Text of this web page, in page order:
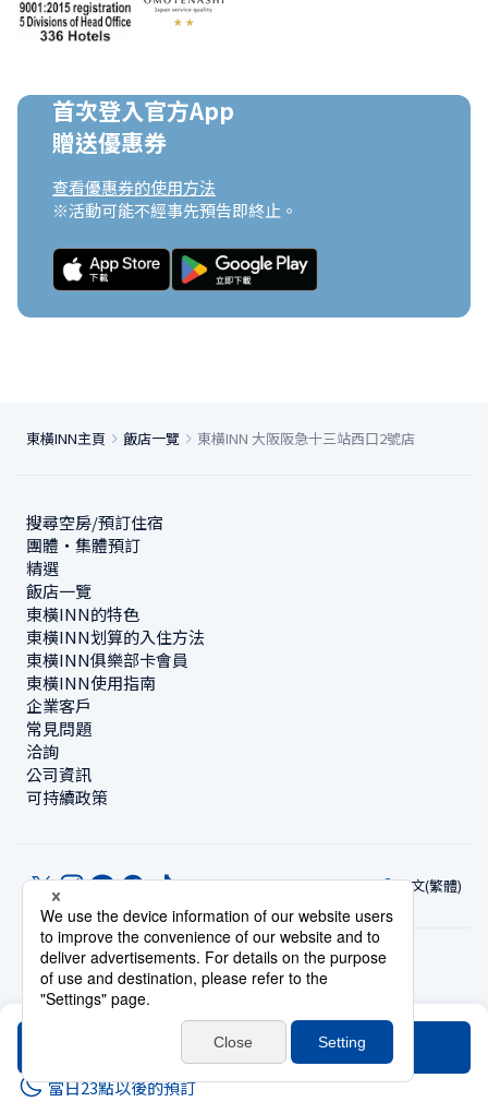
搜尋
當日23點以後的預訂
首次登入官方App
贈送優惠券
查看優惠券的使用方法
※活動可能不經事先預告即終止。
東橫INN主頁 飯店一覽 東橫INN 大阪阪急十三站西口2號店
搜尋空房/預訂住宿
團體・集體預訂
精選
飯店一覽
東橫INN的特色
東橫INN划算的入住方法
東橫INN俱樂部卡會員
東橫INN使用指南
企業客戶
常見問題
洽詢
公司資訊
可持續政策
中文(繁體)
© Toyoko Inn Co., Ltd.
隱私設定隱私保護政策根據特定商業交易法的標示網站政策
帳號使用條款持卡會員條款